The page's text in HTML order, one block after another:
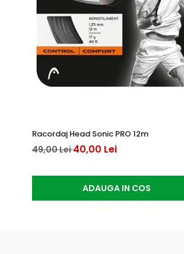
Racordaj Head Sonic PRO 12m
49,00 Lei40,00 Lei
ADAUGA IN COS